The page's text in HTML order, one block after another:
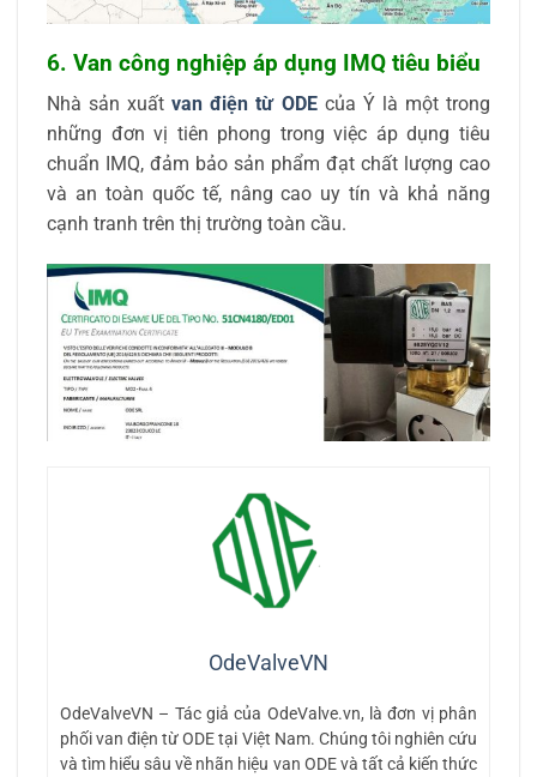
6. Van công nghiệp áp dụng IMQ tiêu biểu
Nhà sản xuấtvan điện từ ODEcủa Ý là một trong
những đơn vị tiên phong trong việc áp dụng tiêu
chuẩn IMQ, đảm bảo sản phẩm đạt chất lượng cao
và an toàn quốc tế, nâng cao uy tín và khả năng
cạnh tranh trên thị trường toàn cầu.
OdeValveVN
OdeValveVN – Tác giả của OdeValve.vn, là đơn vị phân
phối van điện từ ODE tại Việt Nam. Chúng tôi nghiên cứu
và tìm hiểu sâu về nhãn hiệu van ODE và tất cả kiến thức